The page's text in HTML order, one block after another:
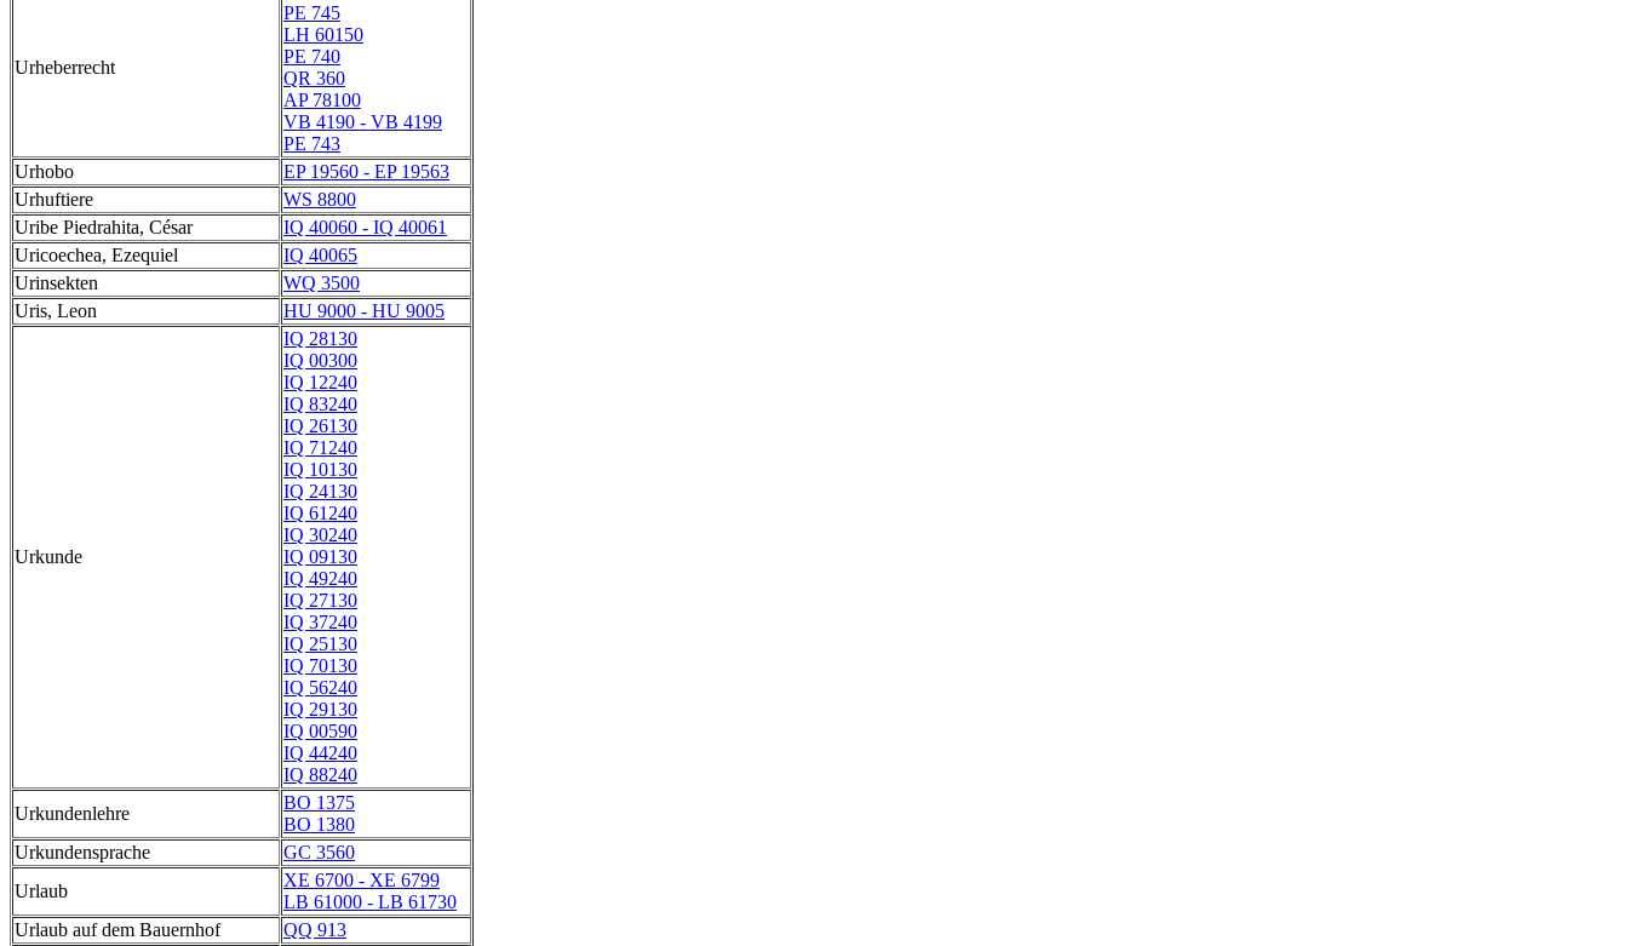
Urheberrecht
PE 745
LH 60150
PE 740
QR 360
AP 78100
VB 4190 - VB 4199
PE 743
Urhobo
EP 19560 - EP 19563
Urhuftiere
WS 8800
Uribe Piedrahita, César
IQ 40060 - IQ 40061
Uricoechea, Ezequiel
IQ 40065
Urinsekten
WQ 3500
Uris, Leon
HU 9000 - HU 9005
Urkunde
IQ 28130
IQ 00300
IQ 12240
IQ 83240
IQ 26130
IQ 71240
IQ 10130
IQ 24130
IQ 61240
IQ 30240
IQ 09130
IQ 49240
IQ 27130
IQ 37240
IQ 25130
IQ 70130
IQ 56240
IQ 29130
IQ 00590
IQ 44240
IQ 88240
Urkundenlehre
BO 1375
BO 1380
Urkundensprache
GC 3560
Urlaub
XE 6700 - XE 6799
LB 61000 - LB 61730
Urlaub auf dem Bauernhof
QQ 913